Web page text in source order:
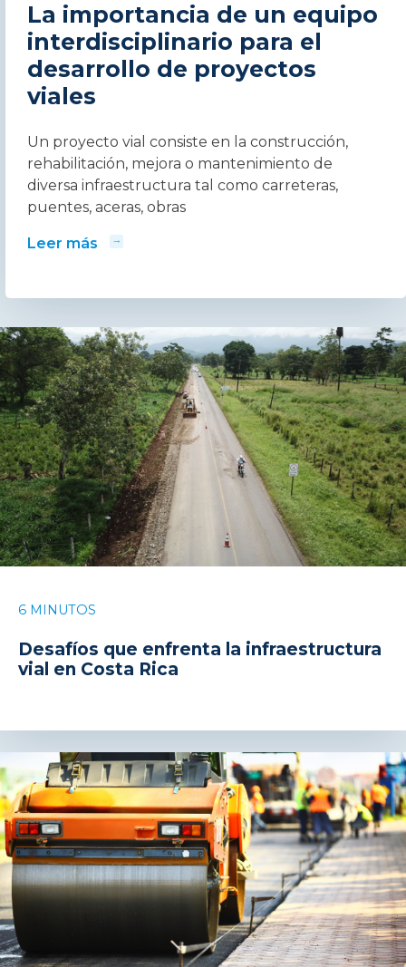
La importancia de un equipo
interdisciplinario para el
desarrollo de proyectos
viales
Un proyecto vial consiste en la construcción,
rehabilitación, mejora o mantenimiento de
diversa infraestructura tal como carreteras,
puentes, aceras, obras
Leer más
6 MINUTOS
Desafíos que enfrenta la infraestructura
vial en Costa Rica